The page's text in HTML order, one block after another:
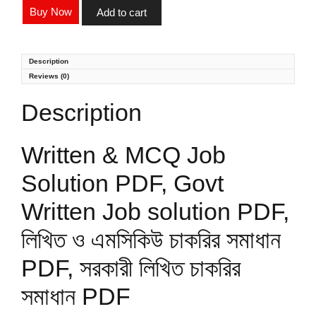
Buy Now Add to cart
Description
Reviews (0)
Description
Written & MCQ Job
Solution PDF, Govt
Written Job solution PDF,
লিখিত ও এমসিকিউ চাকরির সমাধান
PDF, সরকারী লিখিত চাকরির
সমাধান PDF